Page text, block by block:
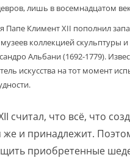
лишь в восемнадцатом
Папе Климент XII пополнил
коллекцией скульптуры и
Альбани (1692-1779).
искусства на тот момент
считал, что всё, что
и принадлежит.
приобретенные